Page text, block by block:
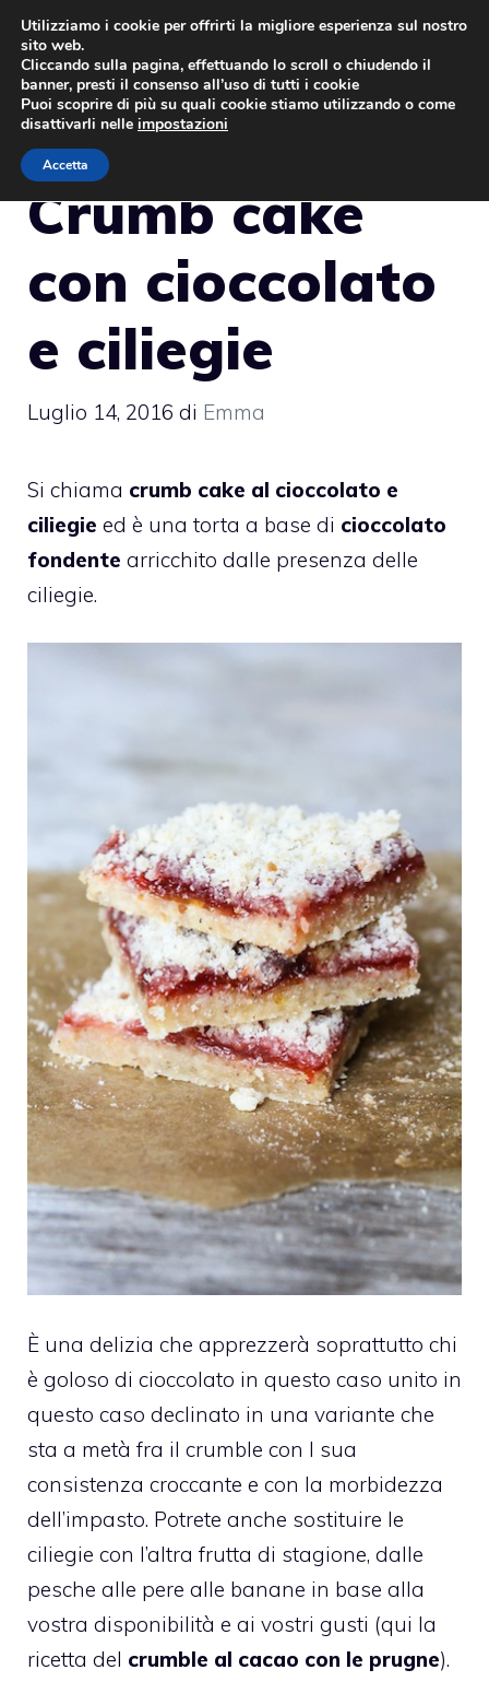
Vai
contenuto
Crumb cake
con cioccolato
e ciliegie
Luglio 14, 2016 di Emma
Si chiama crumb cake al cioccolato e
ciliegie ed è una torta a base di cioccolato
fondente arricchito dalle presenza delle
ciliegie.
È una delizia che apprezzerà soprattutto chi
è goloso di cioccolato in questo caso unito in
questo caso declinato in una variante che
sta a metà fra il crumble con l sua
consistenza croccante e con la morbidezza
dell’impasto. Potrete anche sostituire le
ciliegie con l’altra frutta di stagione, dalle
pesche alle pere alle banane in base alla
vostra disponibilità e ai vostri gusti (qui la
ricetta del crumble al cacao con le prugne).
Utilizziamo i cookie per offrirti la migliore esperienza sul nostro
sito web.
Cliccando sulla pagina, effettuando lo scroll o chiudendo il
banner, presti il consenso all’uso di tutti i cookie
Puoi scoprire di più su quali cookie stiamo utilizzando o come
disattivarli nelle impostazioni
Accetta